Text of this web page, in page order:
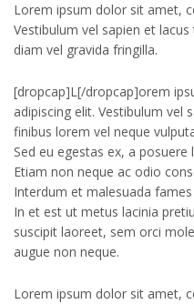
Lorem ipsum dolor sit amet,
Vestibulum vel sapien et
diam vel gravida fringilla.
[dropcap]L[/dropcap]orem
adipiscing elit. Vestibulum vel
finibus lorem vel neque
Sed eu egestas ex, a
Etiam non neque ac odio
Interdum et malesuada
In et est ut metus lacinia
suscipit laoreet, sem orci
augue non neque.
Lorem ipsum dolor sit amet,